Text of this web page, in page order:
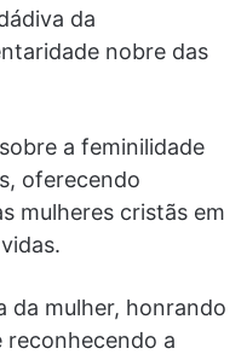
da
nobre das
a feminilidade
oferecendo
mulheres cristãs em
da mulher, honrando
reconhecendo a